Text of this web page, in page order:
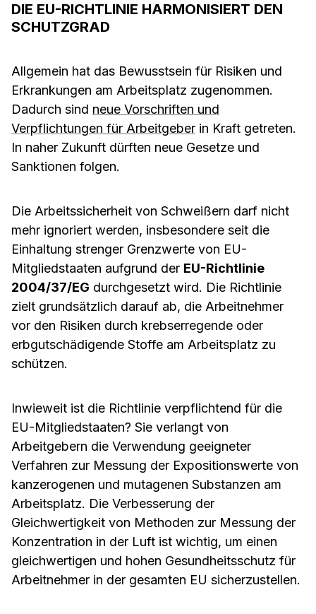
DIE EU-RICHTLINIE HARMONISIERT DEN
SCHUTZGRAD
Allgemein hat das Bewusstsein für Risiken und
Erkrankungen am Arbeitsplatz zugenommen.
Dadurch sind neue Vorschriften und
Verpflichtungen für Arbeitgeber in Kraft getreten.
In naher Zukunft dürften neue Gesetze und
Sanktionen folgen.
Die Arbeitssicherheit von Schweißern darf nicht
mehr ignoriert werden, insbesondere seit die
Einhaltung strenger Grenzwerte von EU-
Mitgliedstaaten aufgrund der EU-Richtlinie
2004/37/EG durchgesetzt wird. Die Richtlinie
zielt grundsätzlich darauf ab, die Arbeitnehmer
vor den Risiken durch krebserregende oder
erbgutschädigende Stoffe am Arbeitsplatz zu
schützen.
Inwieweit ist die Richtlinie verpflichtend für die
EU-Mitgliedstaaten? Sie verlangt von
Arbeitgebern die Verwendung geeigneter
Verfahren zur Messung der Expositionswerte von
kanzerogenen und mutagenen Substanzen am
Arbeitsplatz. Die Verbesserung der
Gleichwertigkeit von Methoden zur Messung der
Konzentration in der Luft ist wichtig, um einen
gleichwertigen und hohen Gesundheitsschutz für
Arbeitnehmer in der gesamten EU sicherzustellen.